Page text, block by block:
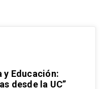
y Educación:
desde la UC”